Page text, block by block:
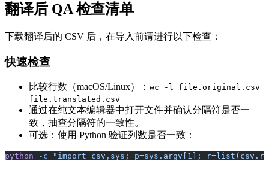
翻译后 QA 检查清单
下载翻译后的 CSV 后，在导入前请进行以下检查：
快速检查
比较行数（macOS/Linux）： wc -l file.original.csv
file.translated.csv
通过在纯文本编辑器中打开文件并确认分隔符是否一
致，抽查分隔符的一致性。
可选：使用 Python 验证列数是否一致：
python -c "import csv,sys; p=sys.argv[1];